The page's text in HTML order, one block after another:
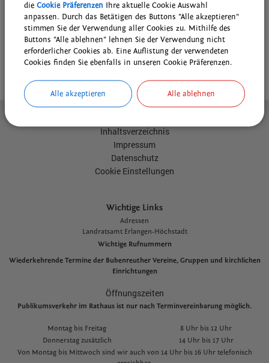
Den gewählten Termin als VCS-Kalenderdatei downloaden
Den gewählten Termin als iCal-Kalenderdatei downloaden
Inhaltsverzeichnis
Impressum
Datenschutz
Cookie Einstellungen
Wichtige Links
Adressen
Landratsamt Erlangen-Höchstadt
Wichtige Rufnummern
Wiederkehrende Termine der Bubenreuther Vereine, Gruppen und kirchlichen
Einrichtungen
Öffnungszeiten
Publikumsverkehr im Rathaus ist nur nach Terminvereinbarung möglich.
Montag bis Freitag
8 Uhr bis 12 Uhr
Donnerstag zusätzlich
14 Uhr bis 17 Uhr
Von Montag bis Mittwoch sind wir auch von 14 Uhr bis 16 Uhr telefonisch
die Cookie Präferenzen Ihre aktuelle Cookie Auswahl
anpassen. Durch das Betätigen des Buttons "Alle akzeptieren"
stimmen Sie der Verwendung aller Cookies zu. Mithilfe des
Buttons "Alle ablehnen" lehnen Sie der Verwendung nicht
erforderlicher Cookies ab. Eine Auflistung der verwendeten
Cookies finden Sie ebenfalls in unseren Cookie Präferenzen.
Alle akzeptieren Alle ablehnen